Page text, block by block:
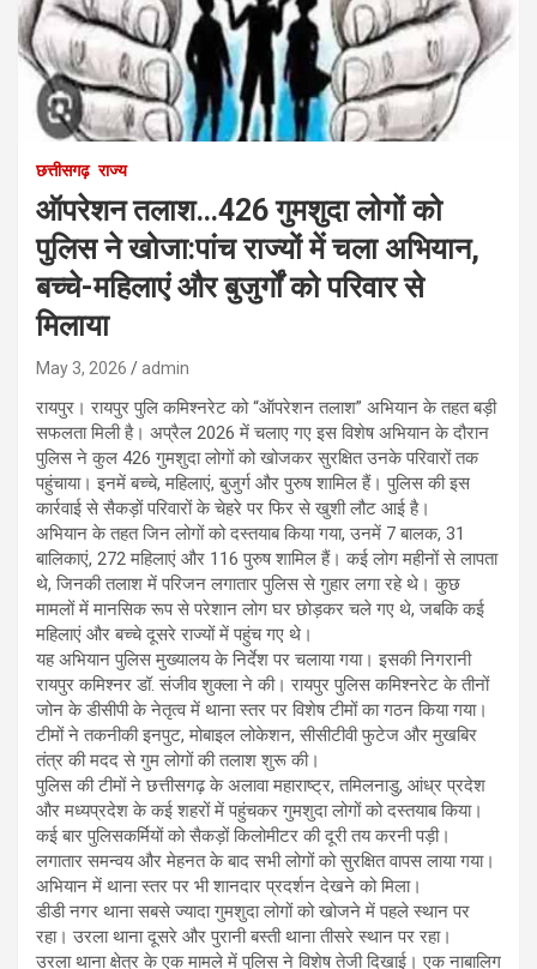
छत्तीसगढ़ राज्य
ऑपरेशन तलाश…426 गुमशुदा लोगों को
पुलिस ने खोजा:पांच राज्यों में चला अभियान,
बच्चे-महिलाएं और बुजुर्गों को परिवार से
मिलाया
May 3, 2026 admin
रायपुर। रायपुर पुलि कमिश्नरेट को “ऑपरेशन तलाश” अभियान के तहत बड़ी
सफलता मिली है। अप्रैल 2026 में चलाए गए इस विशेष अभियान के दौरान
पुलिस ने कुल 426 गुमशुदा लोगों को खोजकर सुरक्षित उनके परिवारों तक
पहुंचाया। इनमें बच्चे, महिलाएं, बुजुर्ग और पुरुष शामिल हैं। पुलिस की इस
कार्रवाई से सैकड़ों परिवारों के चेहरे पर फिर से खुशी लौट आई है।
अभियान के तहत जिन लोगों को दस्तयाब किया गया, उनमें 7 बालक, 31
बालिकाएं, 272 महिलाएं और 116 पुरुष शामिल हैं। कई लोग महीनों से लापता
थे, जिनकी तलाश में परिजन लगातार पुलिस से गुहार लगा रहे थे। कुछ
मामलों में मानसिक रूप से परेशान लोग घर छोड़कर चले गए थे, जबकि कई
महिलाएं और बच्चे दूसरे राज्यों में पहुंच गए थे।
यह अभियान पुलिस मुख्यालय के निर्देश पर चलाया गया। इसकी निगरानी
रायपुर कमिश्नर डॉ. संजीव शुक्ला ने की। रायपुर पुलिस कमिश्नरेट के तीनों
जोन के डीसीपी के नेतृत्व में थाना स्तर पर विशेष टीमों का गठन किया गया।
टीमों ने तकनीकी इनपुट, मोबाइल लोकेशन, सीसीटीवी फुटेज और मुखबिर
तंत्र की मदद से गुम लोगों की तलाश शुरू की।
पुलिस की टीमों ने छत्तीसगढ़ के अलावा महाराष्ट्र, तमिलनाडु, आंध्र प्रदेश
और मध्यप्रदेश के कई शहरों में पहुंचकर गुमशुदा लोगों को दस्तयाब किया।
कई बार पुलिसकर्मियों को सैकड़ों किलोमीटर की दूरी तय करनी पड़ी।
लगातार समन्वय और मेहनत के बाद सभी लोगों को सुरक्षित वापस लाया गया।
अभियान में थाना स्तर पर भी शानदार प्रदर्शन देखने को मिला।
डीडी नगर थाना सबसे ज्यादा गुमशुदा लोगों को खोजने में पहले स्थान पर
रहा। उरला थाना दूसरे और पुरानी बस्ती थाना तीसरे स्थान पर रहा।
उरला थाना क्षेत्र के एक मामले में पुलिस ने विशेष तेजी दिखाई। एक नाबालिग